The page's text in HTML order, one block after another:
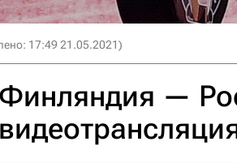
17:49 21.05.2021)
Финляндия —